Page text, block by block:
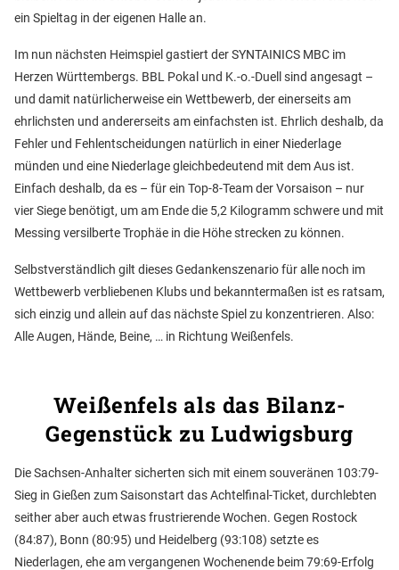
ein Spieltag in der eigenen Halle an.
Im nun nächsten Heimspiel gastiert der SYNTAINICS MBC im
Herzen Württembergs. BBL Pokal und K.-o.-Duell sind angesagt –
und damit natürlicherweise ein Wettbewerb, der einerseits am
ehrlichsten und andererseits am einfachsten ist. Ehrlich deshalb, da
Fehler und Fehlentscheidungen natürlich in einer Niederlage
münden und eine Niederlage gleichbedeutend mit dem Aus ist.
Einfach deshalb, da es – für ein Top-8-Team der Vorsaison – nur
vier Siege benötigt, um am Ende die 5,2 Kilogramm schwere und mit
Messing versilberte Trophäe in die Höhe strecken zu können.
Selbstverständlich gilt dieses Gedankenszenario für alle noch im
Wettbewerb verbliebenen Klubs und bekanntermaßen ist es ratsam,
sich einzig und allein auf das nächste Spiel zu konzentrieren. Also:
Alle Augen, Hände, Beine, … in Richtung Weißenfels.
Weißenfels als das Bilanz-
Gegenstück zu Ludwigsburg
Die Sachsen-Anhalter sicherten sich mit einem souveränen 103:79-
Sieg in Gießen zum Saisonstart das Achtelfinal-Ticket, durchlebten
seither aber auch etwas frustrierende Wochen. Gegen Rostock
(84:87), Bonn (80:95) und Heidelberg (93:108) setzte es
Niederlagen, ehe am vergangenen Wochenende beim 79:69-Erfolg